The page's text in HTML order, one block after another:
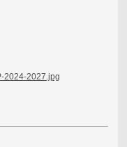
2024-2027.jpg